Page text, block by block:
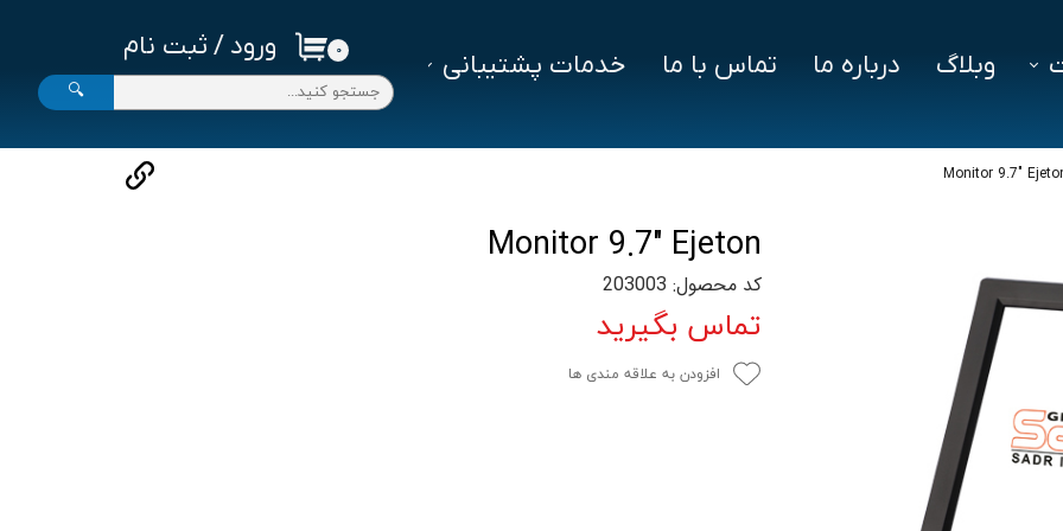
ورود / ثبت نام ۰
🔍
وبلاگ درباره ما تماس با ما
خدمات پشتیبانی
Monitor 9.7″
Monitor 9.7″ Ejeton
کد محصول: 203003
تماس بگیرید
افزودن به علاقه مندی ها